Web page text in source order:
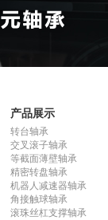
产品展示
转台轴承
交叉滚子轴承
等截面薄壁轴承
精密转盘轴承
机器人减速器轴承
角接触球轴承
滚珠丝杠支撑轴承